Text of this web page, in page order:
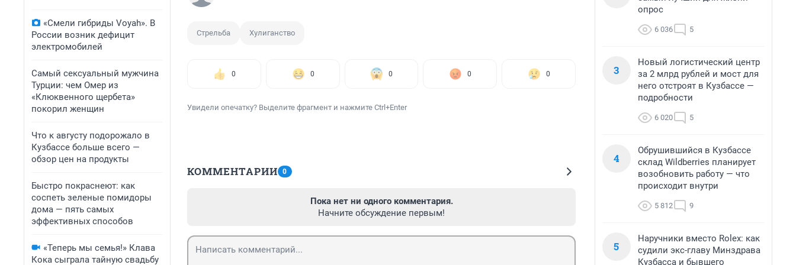
«Смели гибриды Voyah». В
России возник дефицит
электромобилей
Самый сексуальный мужчина
Турции: чем Омер из
«Клюквенного щербета»
покорил женщин
Что к августу подорожало в
Кузбассе больше всего —
обзор цен на продукты
Быстро покраснеют: как
соспеть зеленые помидоры
дома — пять самых
эффективных способов
«Теперь мы семья!» Клава
Кока сыграла тайную свадьбу
Стрельба Хулиганство
0 0 0 0 0
Увидели опечатку? Выделите фрагмент и нажмите Ctrl+Enter
КОММЕНТАРИИ 0
Пока нет ни одного комментария.
Начните обсуждение первым!
опрос
6 036 5
3
Новый логистический центр
за 2 млрд рублей и мост для
него отстроят в Кузбассе —
подробности
6 020 5
4
Обрушившийся в Кузбассе
склад Wildberries планирует
возобновить работу — что
происходит внутри
5 812 9
5
Наручники вместо Rolex: как
судили экс-главу Минздрава
Кузбасса и бывшего